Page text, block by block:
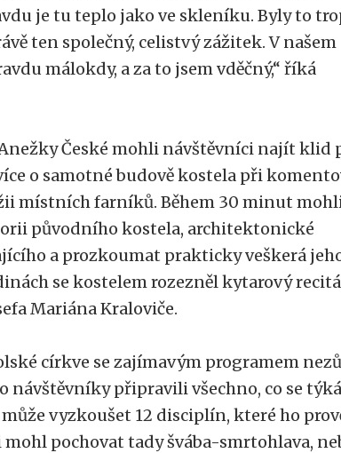
je tu teplo jako ve skleníku. Byly to
ten společný, celistvý zážitek. V našem
málokdy, a za to jsem vděčný,“ říká
Anežky České mohli návštěvníci najít klid
o samotné budově kostela při
místních farníků. Během 30 minut
původního kostela, architektonické
a prozkoumat prakticky veškerá
se kostelem rozezněl kytarový
Mariána Kraloviče.
církve se zajímavým programem
návštěvníky připravili všechno, co se
vyzkoušet 12 disciplín, které ho
mohl pochovat tady švába-smrtohlava,